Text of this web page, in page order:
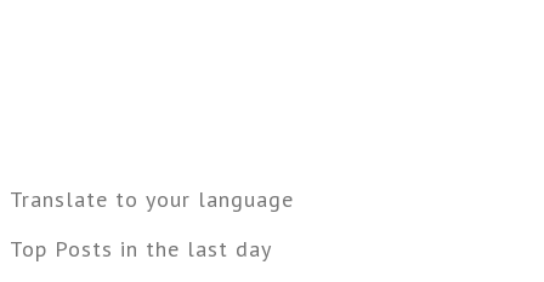
Translate to your language
Top Posts in the last day